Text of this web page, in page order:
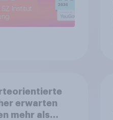
erwarten
mehr als